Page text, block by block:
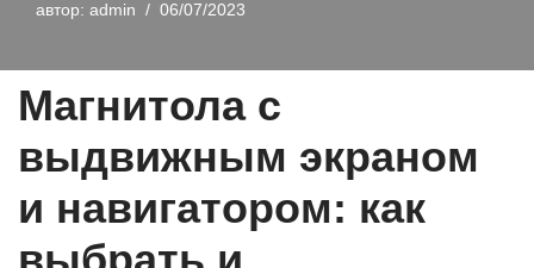
автор: admin 06/07/2023
Магнитола с
выдвижным экраном
и навигатором: как